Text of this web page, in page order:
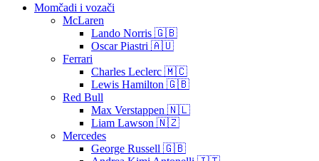
Momčadi i vozači
McLaren
Lando Norris 🇬🇧
Oscar Piastri 🇦🇺
Ferrari
Charles Leclerc 🇲🇨
Lewis Hamilton 🇬🇧
Red Bull
Max Verstappen 🇳🇱
Liam Lawson 🇳🇿
Mercedes
George Russell 🇬🇧